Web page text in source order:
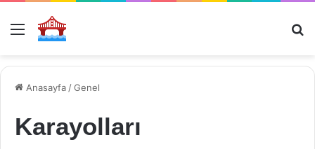
Menü
Anasayfa /Genel
Karayolları